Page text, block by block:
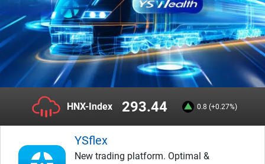
HNX-Index 293.44 0.8 (+0.27%)
YSflex
New trading platform. Optimal &